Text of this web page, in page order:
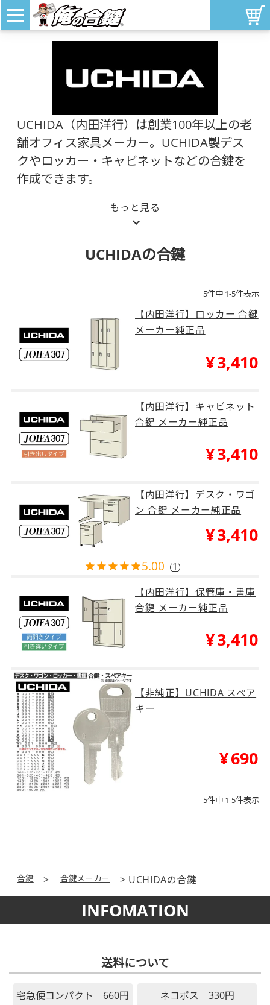
UCHIDA（内田洋行）は創業100年以上の老
舗オフィス家具メーカー。UCHIDA製デス
クやロッカー・キャビネットなどの合鍵を
作成できます。
UCHIDA（内田洋行）は2020年に110周年を迎える
老舗オフィス家具メーカーです。UCHIDAは、「働
ビジョンのもと、オフィス家具の製造・販売だけで
なく、オフィス空間の設計・構築、「働き方変革」
様なデスク・キャビネット・ロッカーなどを取り扱
っています。UCHIDAの合鍵には「数字3桁～4桁」
のみのもの、「A・B・G・K・L・P・S・U・PN・
SK」で始まるものや「E・F・K・S」で終わるもの
があります。※これら以外にも鍵番号は存在しま
す。また鍵番号は合鍵だけでなく鍵穴にも刻印され
かれているものもあります。合鍵作成の際には上下2
段とも必要な鍵番号になりますので、見落としに気
を付けてください。UCHIDAの合鍵作成には約8日前
後いただいております。月曜日に合鍵のご注文をい
ただけると思います。
UCHIDAの合鍵
5件中 1-5件表示
【内田洋行】ロッカー 合鍵
メーカー純正品
¥3,410
【内田洋行】キャビネット
合鍵 メーカー純正品
¥3,410
【内田洋行】デスク・ワゴ
ン 合鍵 メーカー純正品
¥3,410
5.00 （1 ）
【内田洋行】保管庫・書庫
合鍵 メーカー純正品
¥3,410
【非純正】UCHIDA スペア
キー
¥690
5件中 1-5件表示
合鍵 合鍵メーカー UCHIDAの合鍵
INFOMATION
送料について
宅急便コンパクト 660円 ネコポス 330円